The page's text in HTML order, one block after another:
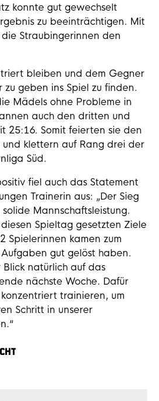
konnte gut gewechselt
zu beeinträchtigen. Mit
Straubingerinnen den
bleiben und dem Gegner
zu geben ins Spiel zu finden.
Mädels ohne Probleme in
auch den dritten und
25:16. Somit feierten sie den
klettern auf Rang drei der
Süd.
fiel auch das Statement
Trainerin aus: „Der Sieg
Mannschaftsleistung.
Spieltag gesetzten Ziele
Spielerinnen kamen zum
gut gelöst haben.
natürlich auf das
nächste Woche. Dafür
trainieren, um
Schritt in unserer